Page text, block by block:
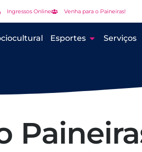
Ingressos Online Venha para o Paineiras!
Esportes Serviços